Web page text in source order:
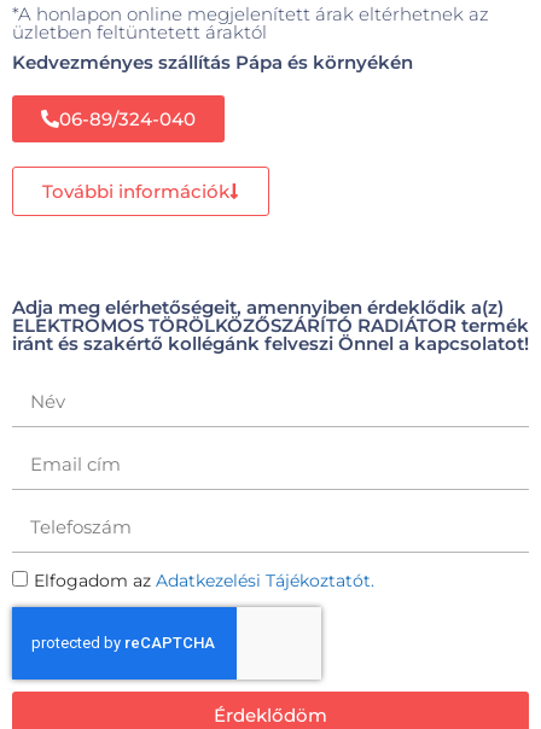
*A honlapon online megjelenített árak eltérhetnek az
üzletben feltüntetett áraktól
Kedvezményes szállítás Pápa és környékén
06-89/324-040
További információk
Adja meg elérhetőségeit, amennyiben érdeklődik a(z)
ELEKTROMOS TÖRÖLKÖZŐSZÁRÍTÓ RADIÁTOR termék
iránt és szakértő kollégánk felveszi Önnel a kapcsolatot!
Elfogadom az Adatkezelési Tájékoztatót.
Érdeklődöm